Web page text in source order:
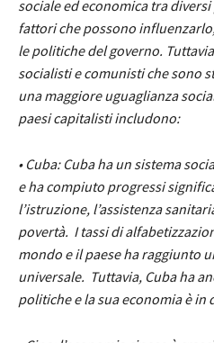
sociale ed economica tra
fattori che possono
le politiche del governo.
socialisti e comunisti che sono
una maggiore uguaglianza
paesi capitalisti includono:
• Cuba: Cuba ha un sistema
e ha compiuto progressi
l’istruzione, l’assistenza
povertà. I tassi di
mondo e il paese ha raggiunto
universale. Tuttavia, Cuba ha
politiche e la sua economia è in